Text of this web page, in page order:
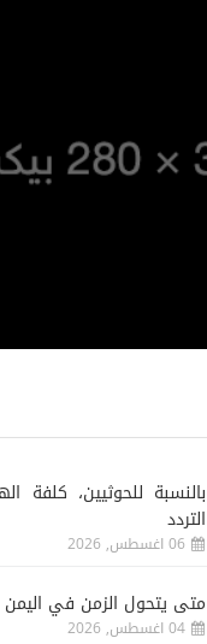
‏بالنسبة للحوثيين، كلفة
التردد
06 اغسطس, 2026
متى يتحول الزمن في
04 اغسطس, 2026